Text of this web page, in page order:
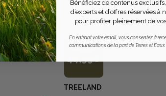
TREELAND
Bénéficiez de contenus
d’experts et d’offres réservées à
pour profiter pleinement de
En entrant votre email, vous consentez à
communications de la part de Terres et Eaux